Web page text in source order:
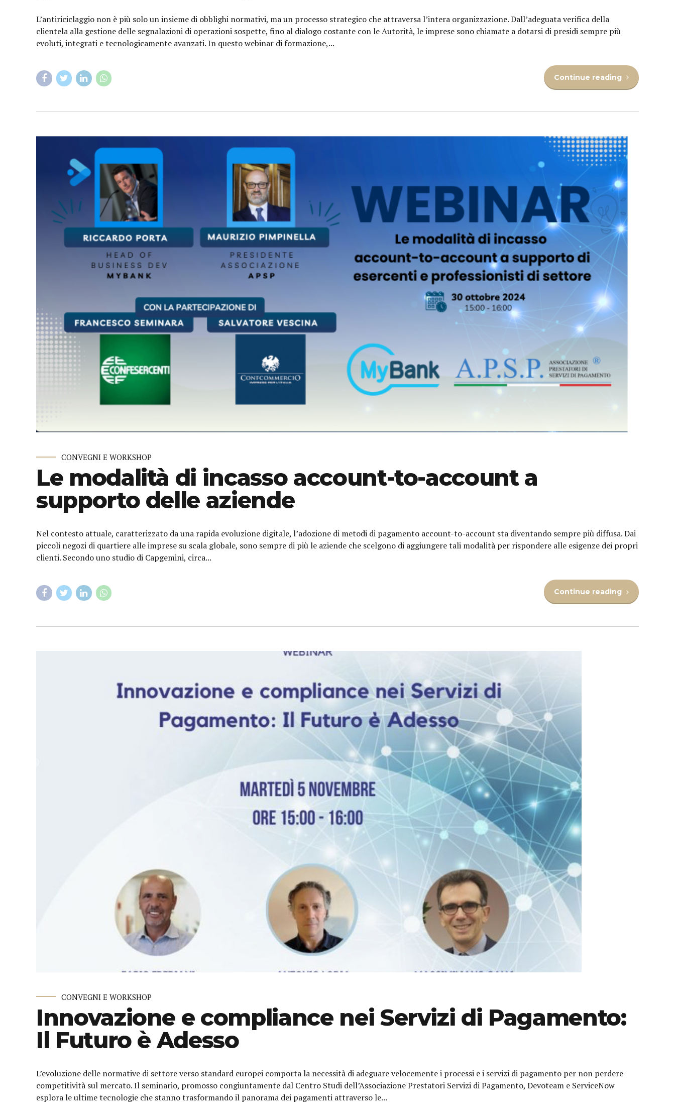
L’antiriciclaggio non è più solo un insieme di obblighi normativi, ma un processo strategico che attraversa l’intera organizzazione. Dall’adeguata verifica della
clientela alla gestione delle segnalazioni di operazioni sospette, fino al dialogo costante con le Autorità, le imprese sono chiamate a dotarsi di presidi sempre più
evoluti, integrati e tecnologicamente avanzati. In questo webinar di formazione,...
Continue reading
CONVEGNI E WORKSHOP
Le modalità di incasso account-to-account a
supporto delle aziende
Nel contesto attuale, caratterizzato da una rapida evoluzione digitale, l’adozione di metodi di pagamento account-to-account sta diventando sempre più diffusa. Dai
piccoli negozi di quartiere alle imprese su scala globale, sono sempre di più le aziende che scelgono di aggiungere tali modalità per rispondere alle esigenze dei propri
clienti. Secondo uno studio di Capgemini, circa...
Continue reading
CONVEGNI E WORKSHOP
Innovazione e compliance nei Servizi di Pagamento:
Il Futuro è Adesso
L’evoluzione delle normative di settore verso standard europei comporta la necessità di adeguare velocemente i processi e i servizi di pagamento per non perdere
competitività sul mercato. Il seminario, promosso congiuntamente dal Centro Studi dell’Associazione Prestatori Servizi di Pagamento, Devoteam e ServiceNow
esplora le ultime tecnologie che stanno trasformando il panorama dei pagamenti attraverso le...